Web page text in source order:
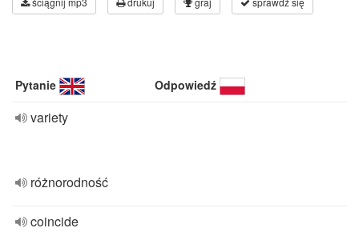
Pytanie Odpowiedź
variety
różnorodność
coincide